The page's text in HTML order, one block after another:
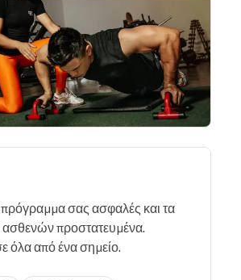
σας ασφαλές και τα
ασθενών προστατευμένα.
όλα από ένα σημείο.